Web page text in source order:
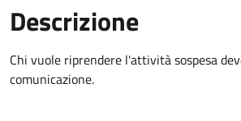
Descrizione
Chi vuole riprendere l'attività sospesa
comunicazione.